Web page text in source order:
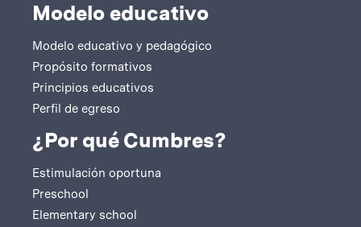
Modelo educativo
Modelo educativo y pedagógico
Propósito formativos
Principios educativos
Perfil de egreso
¿Por qué Cumbres?
Estimulación oportuna
Preschool
Elementary school